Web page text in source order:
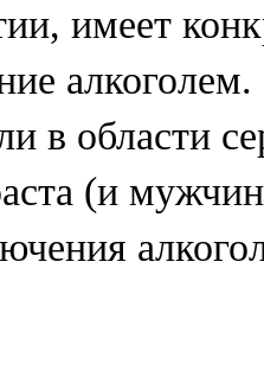
имеет
в области
(и